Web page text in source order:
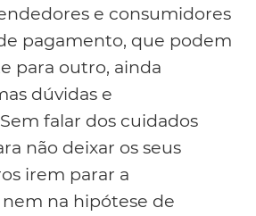
e consumidores
pagamento, que podem
para outro, ainda
dúvidas e
falar dos cuidados
não deixar os seus
irem parar a
na hipótese de